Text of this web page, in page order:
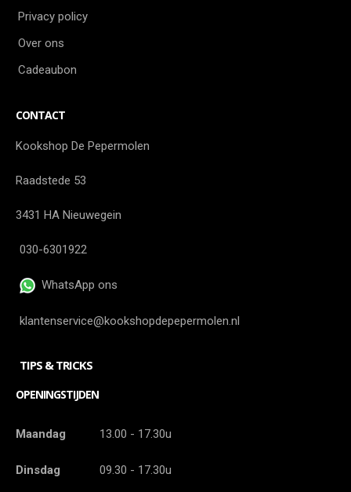
Privacy policy
Over ons
Cadeaubon
CONTACT
Kookshop De Pepermolen
Raadstede 53
3431 HA Nieuwegein
030-6301922
WhatsApp ons
klantenservice@kookshopdepepermolen.nl
TIPS & TRICKS
OPENINGSTIJDEN
Maandag 13.00 - 17.30u
Dinsdag 09.30 - 17.30u